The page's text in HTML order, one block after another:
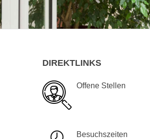
DIREKTLINKS
Offene Stellen
Besuchszeiten